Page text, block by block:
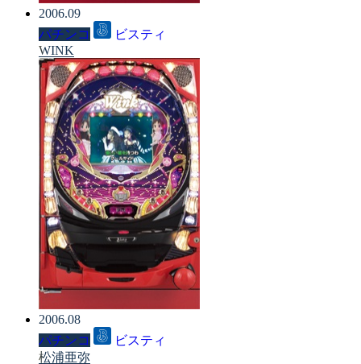
2006.09
パチンコ
ビスティ
WINK
2006.08
パチンコ
ビスティ
松浦亜弥